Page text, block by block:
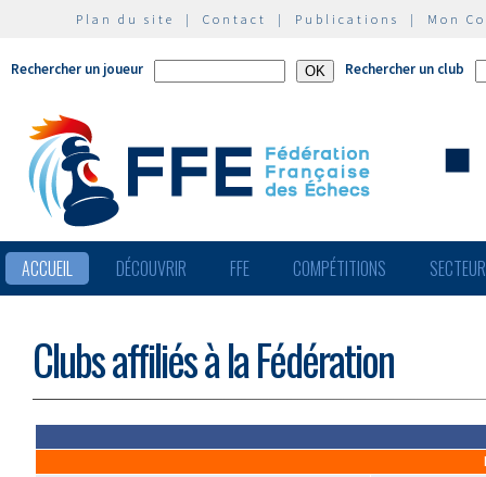
Plan du site | Contact | Publications | Mon
Rechercher un joueur Rechercher un club
ACCUEIL DÉCOUVRIR FFE COMPÉTITIONS
Clubs affiliés à la Fédération